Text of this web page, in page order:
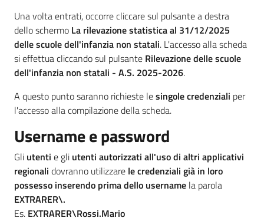
Sociale
Argomenti
Novità
Servizi
Leggi Atti Bandi
Una volta entrati, occorre cliccare sul pulsante a destra
dello schermo La rilevazione statistica al 31/12/2025
delle scuole dell'infanzia non statali. L'accesso alla scheda
si effettua cliccando sul pulsante Rilevazione delle scuole
dell'infanzia non statali - A.S. 2025-2026.
A questo punto saranno richieste lesingole credenziali per
l'accesso alla compilazione della scheda.
Username e password
Gli utenti e gli utenti autorizzati all'uso di altri applicativi
regionali dovranno utilizzare le credenziali già in loro
possesso inserendo prima dello username la parola
EXTRARER\.
Es. EXTRARER\Rossi.Mario